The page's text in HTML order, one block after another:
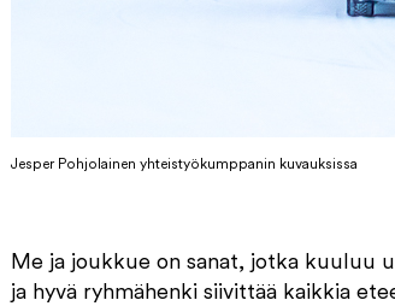
Jesper Pohjolainen yhteistyökumppanin kuvauksissa
Me ja joukkue on sanat, jotka kuuluu
ja hyvä ryhmähenki siivittää kaikkia